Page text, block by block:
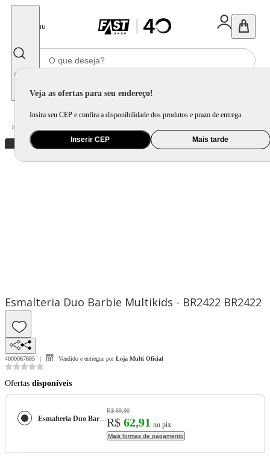
Menu
Veja as ofertas para seu endereço!
Insira seu CEP e confira a disponibilidade dos produtos e prazo de entrega.
Inserir CEP Mais tarde
Home
Esmalteria Duo Barbie Multikids - BR2422 BR2422
4000067685 Vendido e entregue por Loja Multi Oficial
Ofertas disponíveis
Esmalteria Duo Barbie Multikids - BR2422 BR2422
R$ 69,90
R$ 62,91 no pix
Mais formas de pagamento